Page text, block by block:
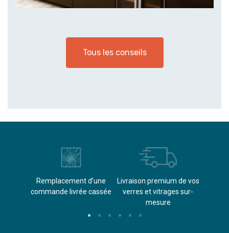
Tous les conseils
Remplacement d’une
commande livrée cassée​
Livraison premium de vos
verres et vitrages sur-
mesure